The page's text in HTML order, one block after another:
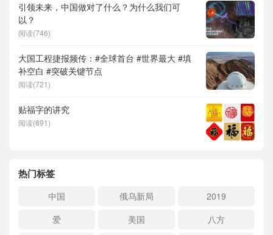
引领未来，中国做对了什么？为什么我们可
以？
阅读(746)
大国工程捷报频传：#全球首台 #世界最大 #填
补空白 #突破关键节点
阅读(721)
贴福字的讲究
阅读(891)
热门标签
中国 俄乌新局
2019
爱
美国
八方